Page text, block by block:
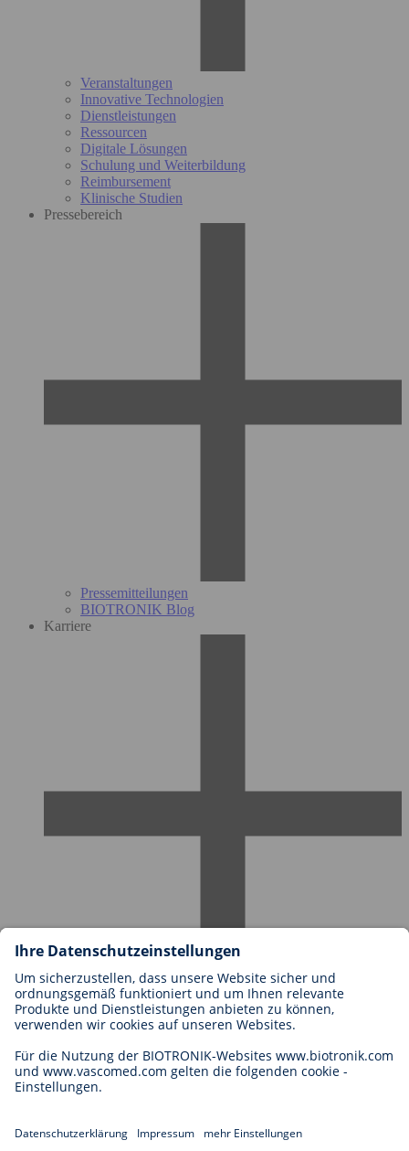
Veranstaltungen
Innovative Technologien
Dienstleistungen
Ressourcen
Digitale Lösungen
Schulung und Weiterbildung
Reimbursement
Klinische Studien
Pressebereich
Pressemitteilungen
BIOTRONIK Blog
Karriere
Karriere bei BIOTRONIK
Einstieg
Bewerbung
Karrierechancen